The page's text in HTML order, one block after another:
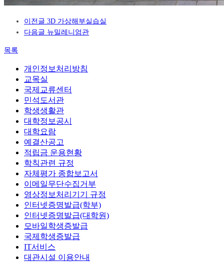
이전글 3D 가상해부실습실
다음글 뉴밀레니엄관
목록
개인정보처리방침
교목실
국제교류센터
민석도서관
학생생활관
대학정보공시
대학요람
예결산공고
적립금 운용현황
학칙관련 규정
자체평가 종합보고서
이메일무단수집거부
영상정보처리기기 규정
인터넷증명발급(학부)
인터넷증명발급(대학원)
모바일학생증발급
국제학생증발급
IT서비스
대관시설 이용안내